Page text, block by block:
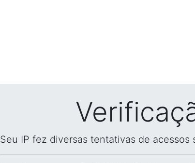
Seu IP fez diversas tentativas de